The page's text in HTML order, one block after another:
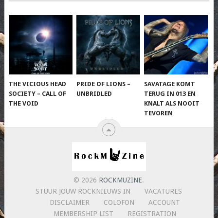
THE VICIOUS HEAD
SOCIETY – CALL OF
THE VOID
PRIDE OF LIONS –
UNBRIDLED
SAVATAGE KOMT
TERUG IN 013 EN
KNALT ALS NOOIT
TEVOREN
© 2026 ROCKMUZINE.
STUUR JOUW ROCKNIEUWS IN
VACATURES
DISCLAIMER
COLOFON
ACCOUNT
MEMBERSHIP LIST
REGISTRATION